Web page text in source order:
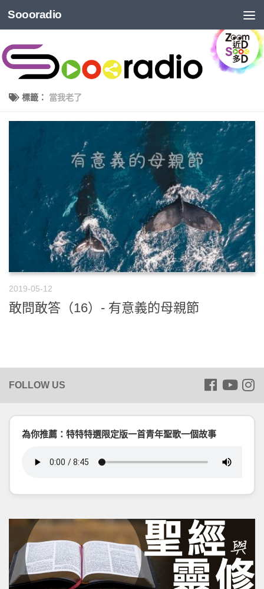
Soooradio
標籤： 當我老了
2019-05-12
敢問敢答（16）- 有意義的母親節
為你推薦：特特特選限定版一首青年聖歌一個故事